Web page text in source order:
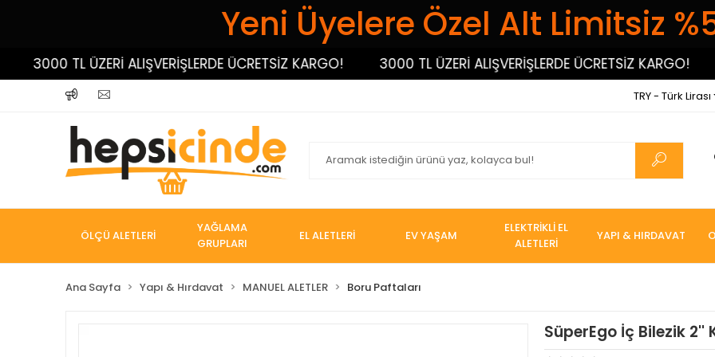
Yeni Üyelere Özel Alt Limitsiz
3000 TL ÜZERİ ALIŞVERİŞLERDE ÜCRETSİZ KARGO! 3000 TL ÜZERİ ALIŞVERİŞLERDE ÜCRETSİZ KARGO!
TRY - Türk Lirası
ÖLÇÜ ALETLERİ
YAĞLAMA
GRUPLARI
EL ALETLERİ EV YAŞAM
ELEKTRİKLİ EL
ALETLERİ
YAPI & HIRDAVAT
Ana Sayfa Yapı & Hırdavat MANUEL ALETLER Boru Paftaları
SüperEgo İç Bilezik 2''